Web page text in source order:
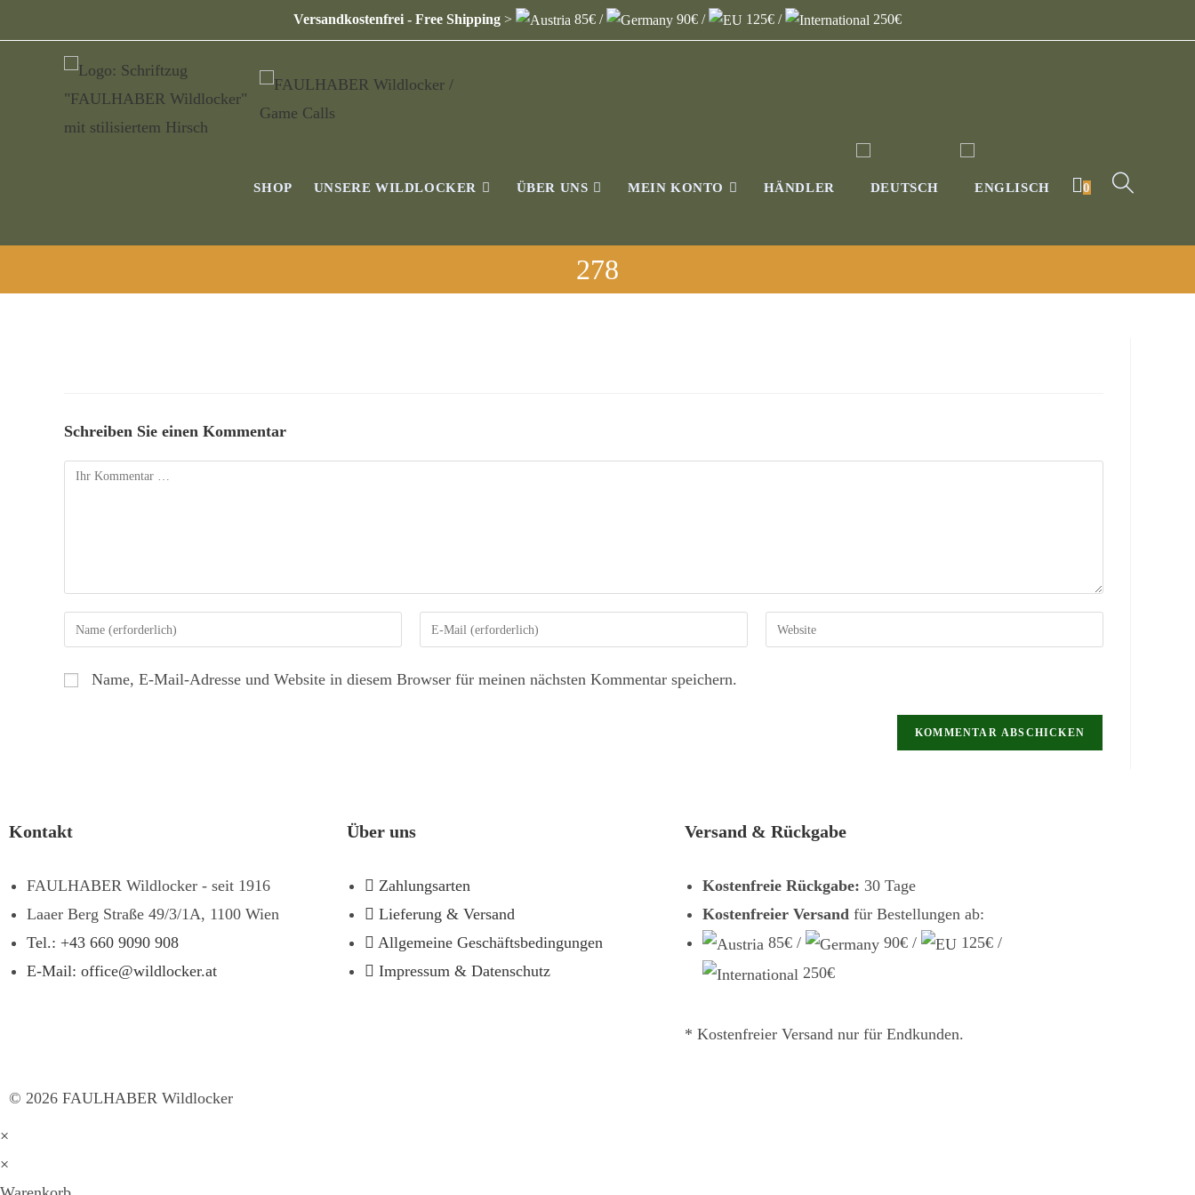
Versandkostenfrei - Free Shipping > 85€ / 90€ / 125€ / 250€
SHOP UNSERE WILDLOCKER ÜBER UNS MEIN KONTO HÄNDLER 0
278
Schreiben Sie einen Kommentar
Name, E-Mail-Adresse und Website in diesem Browser für meinen nächsten Kommentar speichern.
Kontakt
FAULHABER Wildlocker - seit 1916
Laaer Berg Straße 49/3/1A, 1100 Wien
Tel.: +43 660 9090 908
E-Mail: office@wildlocker.at
Über uns
Zahlungsarten
Lieferung & Versand
Allgemeine Geschäftsbedingungen
Impressum & Datenschutz
Versand & Rückgabe
Kostenfreie Rückgabe: 30 Tage
Kostenfreier Versandfür Bestellungen ab:
85€ /
90€ /
125€ /
250€
* Kostenfreier Versand nur für Endkunden.
© 2026 FAULHABER Wildlocker
×
×